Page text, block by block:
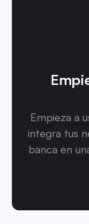
Empieza a
integra tus
banca en